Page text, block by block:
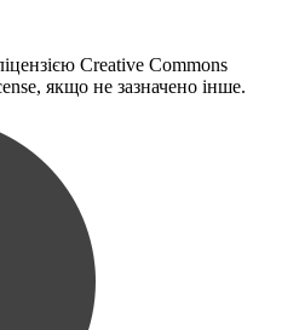
Creative Commons
якщо не зазначено інше.